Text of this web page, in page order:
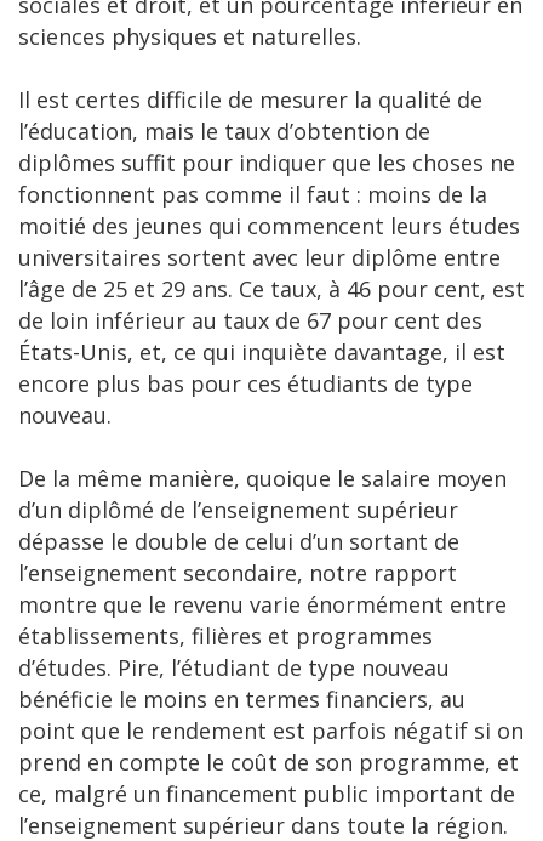
sciences physiques et naturelles.
Il est certes difficile de mesurer la qualité de
l’éducation, mais le taux d’obtention de
diplômes suffit pour indiquer que les choses ne
fonctionnent pas comme il faut : moins de la
moitié des jeunes qui commencent leurs études
universitaires sortent avec leur diplôme entre
l’âge de 25 et 29 ans. Ce taux, à 46 pour cent, est
de loin inférieur au taux de 67 pour cent des
États-Unis, et, ce qui inquiète davantage, il est
encore plus bas pour ces étudiants de type
nouveau.
De la même manière, quoique le salaire moyen
d’un diplômé de l’enseignement supérieur
dépasse le double de celui d’un sortant de
l’enseignement secondaire, notre rapport
montre que le revenu varie énormément entre
établissements, filières et programmes
d’études. Pire, l’étudiant de type nouveau
bénéficie le moins en termes financiers, au
point que le rendement est parfois négatif si on
prend en compte le coût de son programme, et
ce, malgré un financement public important de
l’enseignement supérieur dans toute la région.